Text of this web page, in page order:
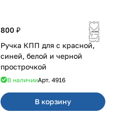
800 ₽
Ручка КПП для с красной,
синей, белой и черной
прострочкой
В наличииАрт. 4916
В корзину